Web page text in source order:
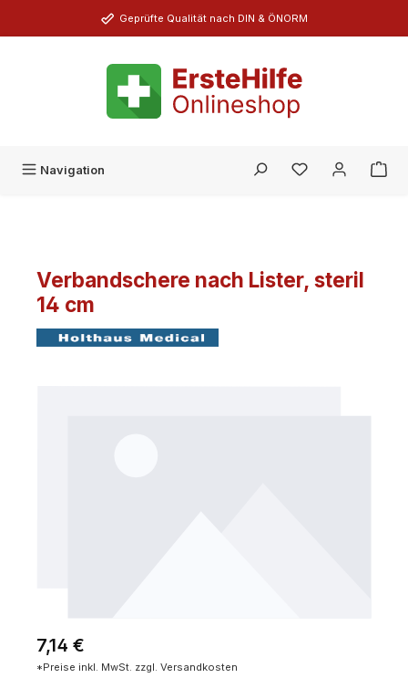
Zum Hauptinhalt springenGeprüfte Qualität nach DIN & ÖNORM
Navigation Du hast 0
Verbandschere nach Lister, steril
14 cm
Regulärer Preis:
7,14 €
*Preise inkl. MwSt. zzgl. Versandkosten